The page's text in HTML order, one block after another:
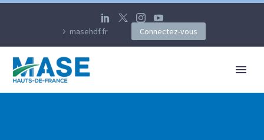
masehdf.fr Connectez-vous